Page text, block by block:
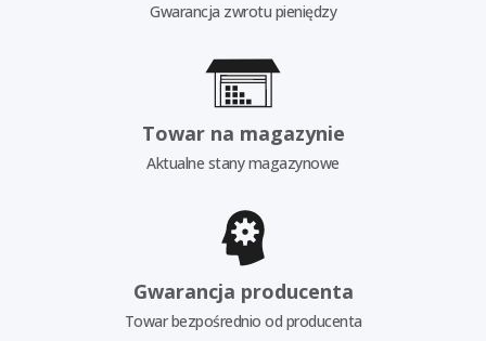
Gwarancja zwrotu pieniędzy
Towar na magazynie
Aktualne stany magazynowe
Gwarancja producenta
Towar bezpośrednio od producenta